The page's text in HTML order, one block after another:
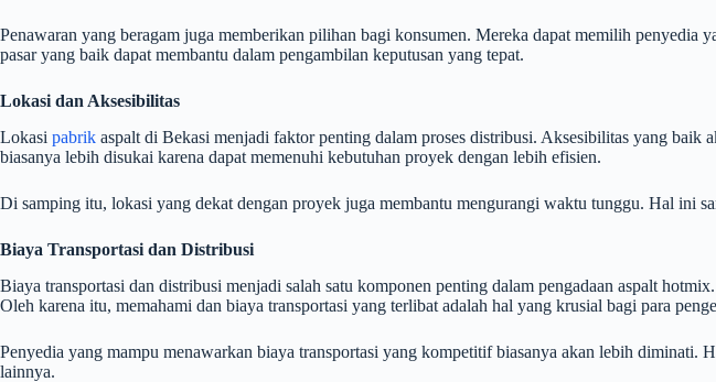
Penawaran yang beragam juga memberikan pilihan bagi konsumen. Mereka dapat memilih
pasar yang baik dapat membantu dalam pengambilan keputusan yang tepat.
Lokasi dan Aksesibilitas
Lokasi pabrik aspalt di Bekasi menjadi faktor penting dalam proses distribusi. Aksesibilitas yang baik
biasanya lebih disukai karena dapat memenuhi kebutuhan proyek dengan lebih efisien.
Di samping itu, lokasi yang dekat dengan proyek juga membantu mengurangi waktu tunggu. Hal ini
Biaya Transportasi dan Distribusi
Biaya transportasi dan distribusi menjadi salah satu komponen penting dalam pengadaan aspalt
Oleh karena itu, memahami dan biaya transportasi yang terlibat adalah hal yang krusial bagi para
Penyedia yang mampu menawarkan biaya transportasi yang kompetitif biasanya akan lebih
lainnya.